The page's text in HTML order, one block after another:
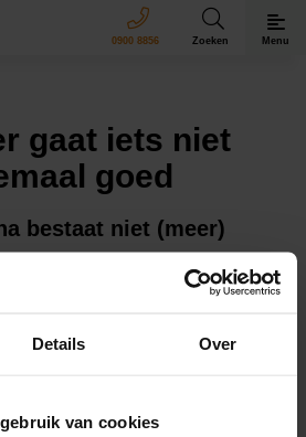
Details Over
van cookies
0900 8856 Zoeken Menu
gaat iets niet
goed
bestaat niet (meer)
of sollicitatie natuurlijk wel graag
of navigeer via het menu